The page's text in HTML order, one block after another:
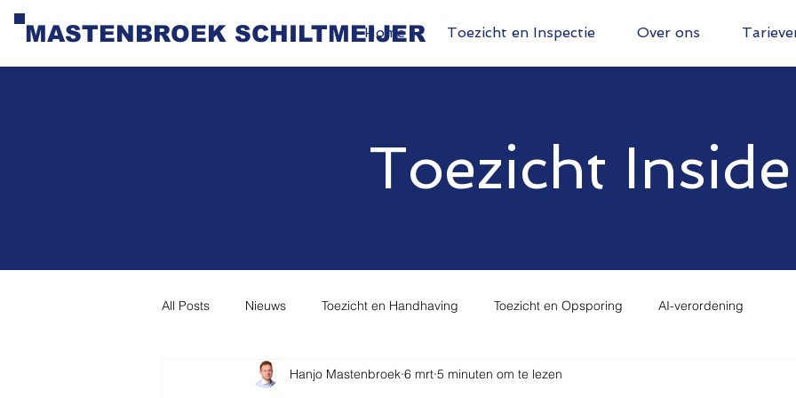
MASTENBROEK SCHILTMEIJER
Home Toezicht en Inspectie Over ons
Toezicht Inside
All Posts Nieuws Toezicht en Handhaving Toezicht en Opsporing AI-verordening
Hanjo Mastenbroek 6 mrt 5 minuten om te lezen